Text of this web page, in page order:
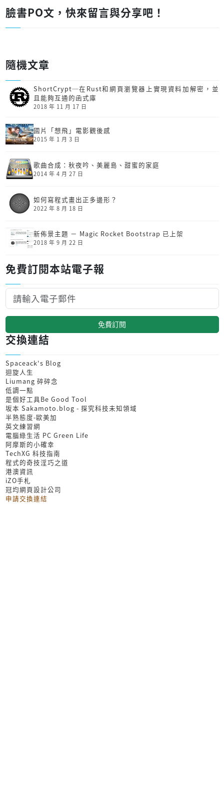
臉書PO文，快來留言與分享吧！
隨機文章
ShortCrypt─在Rust和網頁瀏覽器上實現資料加解密，並
且能夠互通的函式庫
2018 年 11 月 17 日
國片「想飛」電影觀後感
2015 年 1 月 3 日
歌曲合成：秋夜吟、美麗島、甜蜜的家庭
2014 年 4 月 27 日
如何寫程式畫出正多邊形？
2022 年 8 月 18 日
新佈景主題 － Magic Rocket Bootstrap 已上架
2018 年 9 月 22 日
免費訂閱本站電子報
免費訂閱
交換連結
Spaceack's Blog
迴旋人生
Liumang 碎碎念
低調一點
是個好工具Be Good Tool
坂本 Sakamoto.blog - 探究科技未知領域
半熟態度-歐美加
英文練習網
電腦綠生活 PC Green Life
阿摩斯的小確幸
TechXG 科技指南
程式的奇技淫巧之道
港澳資訊
iZO手札
冠均網頁設計公司
申請交換連結